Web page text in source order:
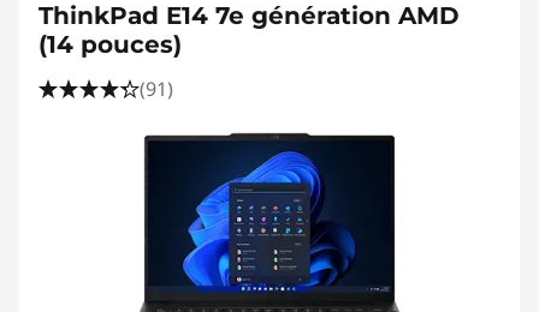
ThinkPad E14 7e génération AMD
(14 pouces)
(91)